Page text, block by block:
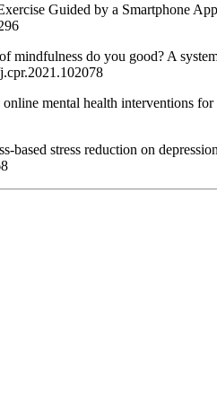
Guided by a Smartphone
mindfulness do you good? A
mental health interventions
stress reduction on